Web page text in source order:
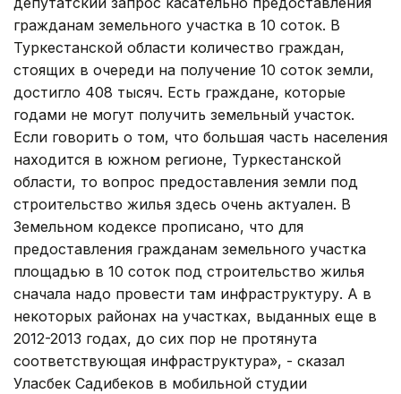
гражданам земельного участка в 10 соток. В
Туркестанской области количество граждан,
стоящих в очереди на получение 10 соток земли,
достигло 408 тысяч. Есть граждане, которые
годами не могут получить земельный участок.
Если говорить о том, что большая часть населения
находится в южном регионе, Туркестанской
области, то вопрос предоставления земли под
строительство жилья здесь очень актуален. В
Земельном кодексе прописано, что для
предоставления гражданам земельного участка
площадью в 10 соток под строительство жилья
сначала надо провести там инфраструктуру. А в
некоторых районах на участках, выданных еще в
2012-2013 годах, до сих пор не протянута
соответствующая инфраструктура», - сказал
Уласбек Садибеков в мобильной студии